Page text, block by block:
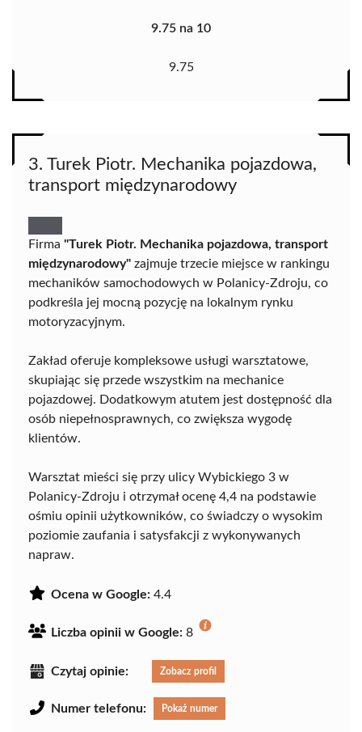
9.75 na 10
9.75
3. Turek Piotr. Mechanika pojazdowa,
transport międzynarodowy
Firma "Turek Piotr. Mechanika pojazdowa, transport
międzynarodowy" zajmuje trzecie miejsce w rankingu
mechaników samochodowych w Polanicy-Zdroju, co
podkreśla jej mocną pozycję na lokalnym rynku
motoryzacyjnym.
Zakład oferuje kompleksowe usługi warsztatowe,
skupiając się przede wszystkim na mechanice
pojazdowej. Dodatkowym atutem jest dostępność dla
osób niepełnosprawnych, co zwiększa wygodę
klientów.
Warsztat mieści się przy ulicy Wybickiego 3 w
Polanicy-Zdroju i otrzymał ocenę 4,4 na podstawie
ośmiu opinii użytkowników, co świadczy o wysokim
poziomie zaufania i satysfakcji z wykonywanych
napraw.
Ocena w Google: 4.4
Liczba opinii w Google: 8
Czytaj opinie: Zobacz profil
Numer telefonu: Pokaż numer